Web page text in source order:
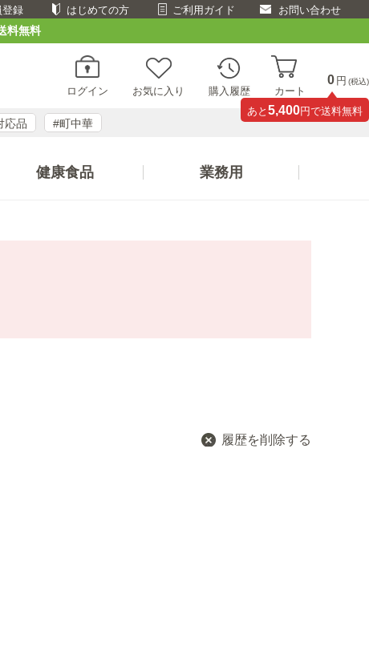
登録 はじめての方 ご利用ガイド お問い合わせ
料無料
ログイン お気に入り 購入履歴 カート
0 円 (税込)
あと 5,400円で送料無料
応品 #町中華
健康食品 業務用
履歴を削除する